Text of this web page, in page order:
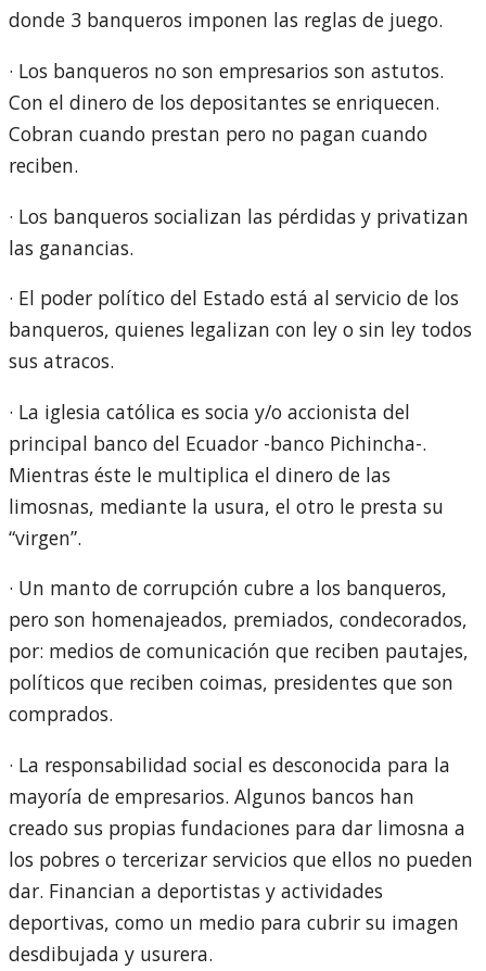
donde 3 banqueros imponen las reglas de juego.
· Los banqueros no son empresarios son astutos.
Con el dinero de los depositantes se enriquecen.
Cobran cuando prestan pero no pagan cuando
reciben.
· Los banqueros socializan las pérdidas y privatizan
las ganancias.
· El poder político del Estado está al servicio de los
banqueros, quienes legalizan con ley o sin ley todos
sus atracos.
· La iglesia católica es socia y/o accionista del
principal banco del Ecuador -banco Pichincha-.
Mientras éste le multiplica el dinero de las
limosnas, mediante la usura, el otro le presta su
“virgen”.
· Un manto de corrupción cubre a los banqueros,
pero son homenajeados, premiados, condecorados,
por: medios de comunicación que reciben pautajes,
políticos que reciben coimas, presidentes que son
comprados.
· La responsabilidad social es desconocida para la
mayoría de empresarios. Algunos bancos han
creado sus propias fundaciones para dar limosna a
los pobres o tercerizar servicios que ellos no pueden
dar. Financian a deportistas y actividades
deportivas, como un medio para cubrir su imagen
desdibujada y usurera.